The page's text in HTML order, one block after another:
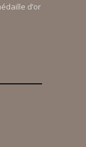
d’or